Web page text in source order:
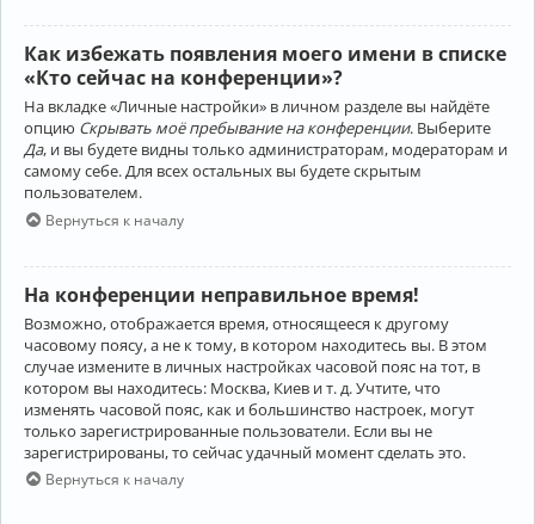
Как избежать появления моего имени в списке
«Кто сейчас на конференции»?
На вкладке «Личные настройки» в личном разделе вы найдёте
опцию Скрывать моё пребывание на конференции. Выберите
Да, и вы будете видны только администраторам, модераторам и
самому себе. Для всех остальных вы будете скрытым
пользователем.
Вернуться к началу
На конференции неправильное время!
Возможно, отображается время, относящееся к другому
часовому поясу, а не к тому, в котором находитесь вы. В этом
случае измените в личных настройках часовой пояс на тот, в
котором вы находитесь: Москва, Киев и т. д. Учтите, что
изменять часовой пояс, как и большинство настроек, могут
только зарегистрированные пользователи. Если вы не
зарегистрированы, то сейчас удачный момент сделать это.
Вернуться к началу